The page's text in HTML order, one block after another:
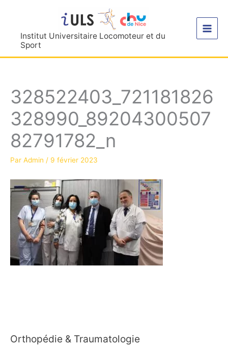
contenuInstitut Universitaire Locomoteur et du
Sport
328522403_721181826
328990_89204300507
82791782_n
Par Admin / 9 février 2023
Orthopédie & Traumatologie